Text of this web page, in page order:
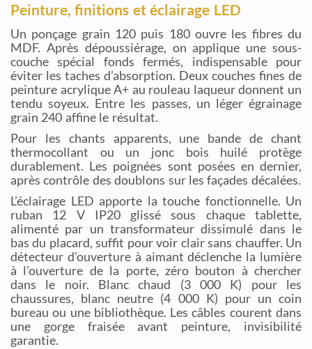
Peinture, finitions et éclairage LED
Un ponçage grain 120 puis 180 ouvre les fibres du
MDF. Après dépoussiérage, on applique une sous-
couche spécial fonds fermés, indispensable pour
éviter les taches d’absorption. Deux couches fines de
peinture acrylique A+ au rouleau laqueur donnent un
tendu soyeux. Entre les passes, un léger égrainage
grain 240 affine le résultat.
Pour les chants apparents, une bande de chant
thermocollant ou un jonc bois huilé protège
durablement. Les poignées sont posées en dernier,
après contrôle des doublons sur les façades décalées.
L’éclairage LED apporte la touche fonctionnelle. Un
ruban 12 V IP20 glissé sous chaque tablette,
alimenté par un transformateur dissimulé dans le
bas du placard, suffit pour voir clair sans chauffer. Un
détecteur d’ouverture à aimant déclenche la lumière
à l’ouverture de la porte, zéro bouton à chercher
dans le noir. Blanc chaud (3 000 K) pour les
chaussures, blanc neutre (4 000 K) pour un coin
bureau ou une bibliothèque. Les câbles courent dans
une gorge fraisée avant peinture, invisibilité
garantie.